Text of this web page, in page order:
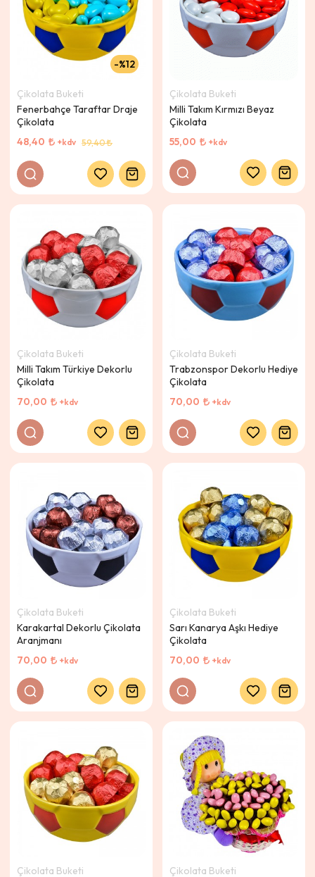
Çikolata Buketi
Fenerbahçe Taraftar Draje
Çikolata
48,40
+kdv 59,40
%12
Çikolata Buketi
Milli Takım Kırmızı Beyaz
Çikolata
55,00
+kdv
Çikolata Buketi
Milli Takım Türkiye Dekorlu
Çikolata
70,00
+kdv
Çikolata Buketi
Trabzonspor Dekorlu Hediye
Çikolata
70,00
+kdv
Çikolata Buketi
Karakartal Dekorlu Çikolata
Aranjmanı
70,00
+kdv
Çikolata Buketi
Sarı Kanarya Aşkı Hediye
Çikolata
70,00
+kdv
Çikolata Buketi Çikolata Buketi